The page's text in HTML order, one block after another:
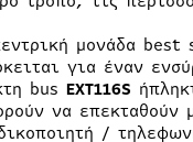
μονάδα
για έναν
bus EXT116S
να επεκταθούν
/